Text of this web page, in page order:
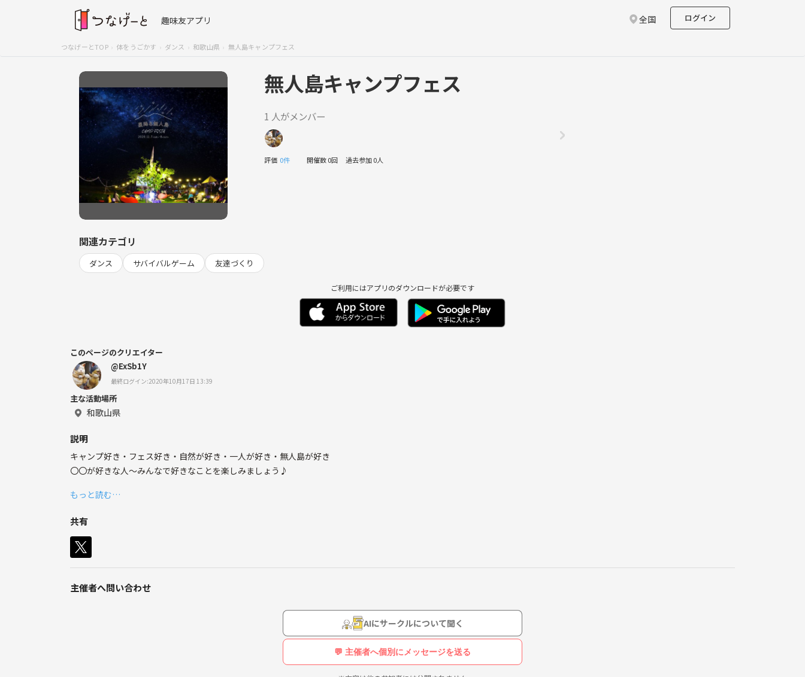
趣味友アプリ 全国 ログイン
つなげーとTOP 体をうごかす ダンス 和歌山県 無人島キャンプフェス
無人島キャンプフェス
1 人がメンバー
評価 0件 開催数 0回 過去参加 0人
関連カテゴリ
ダンス サバイバルゲーム 友達づくり
ご利用にはアプリのダウンロードが必要です
このページのクリエイター
@ExSb1Y
最終ログイン:2020年10月17日 13:39
主な活動場所
和歌山県
説明
キャンプ好き・フェス好き・自然が好き・一人が好き・無人島が好き
〇〇が好きな人～みんなで好きなことを楽しみましょう♪
もっと読む…
共有
主催者へ問い合わせ
AIにサークルについて聞く
💬 主催者へ個別にメッセージを送る